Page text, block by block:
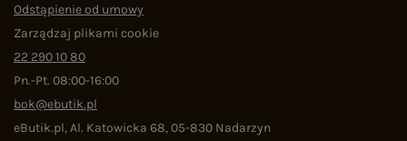
Odstąpienie od umowy
Zarządzaj plikami cookie
22 290 10 80
Pn.-Pt. 08:00-16:00
bok@ebutik.pl
eButik.pl,Al. Katowicka 68,05-830 Nadarzyn